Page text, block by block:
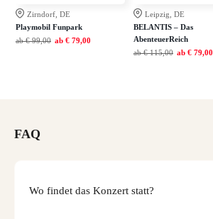
Zirndorf, DE
Playmobil Funpark
ab € 99,00 ab € 79,00
Leipzig, DE
BELANTIS – Das
AbenteuerReich
ab € 115,00 ab € 79,00
FAQ
Wo findet das Konzert statt?